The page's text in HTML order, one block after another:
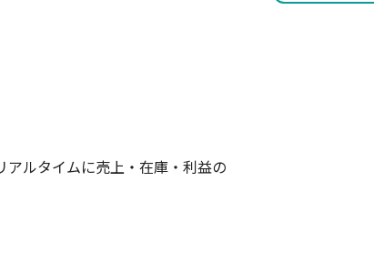
ルタイムに売上・在庫・利益の